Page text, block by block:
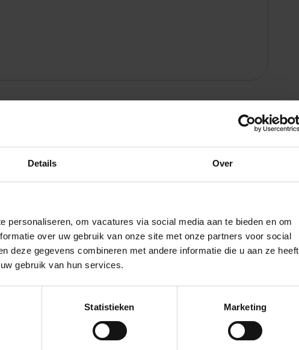
Details Over
personaliseren, om vacatures via social media aan te bieden en om
over uw gebruik van onze site met onze partners voor social
deze gegevens combineren met andere informatie die u aan ze heeft
gebruik van hun services.
Statistieken Marketing
mailbox?
we houden je op de hoogte